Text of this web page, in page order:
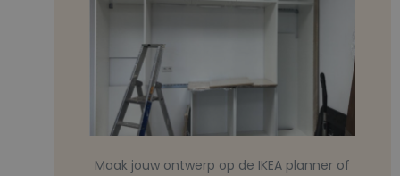
Maak jouw ontwerp op de IKEA planner of